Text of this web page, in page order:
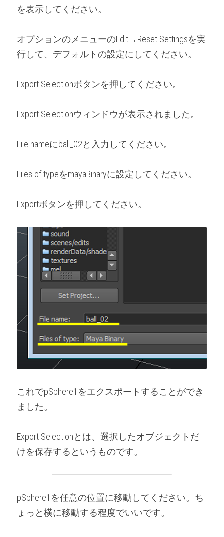
を表示してください。
オプションのメニューのEdit→Reset Settingsを実
行して、デフォルトの設定にしてください。
Export Selectionボタンを押してください。
Export Selectionウィンドウが表示されました。
File nameにball_02と入力してください。
Files of typeをmayaBinaryに設定してください。
Exportボタンを押してください。
これでpSphere1をエクスポートすることができ
ました。
Export Selectionとは、選択したオブジェクトだ
けを保存するというものです。
pSphere1を任意の位置に移動してください。ち
ょっと横に移動する程度でいいです。